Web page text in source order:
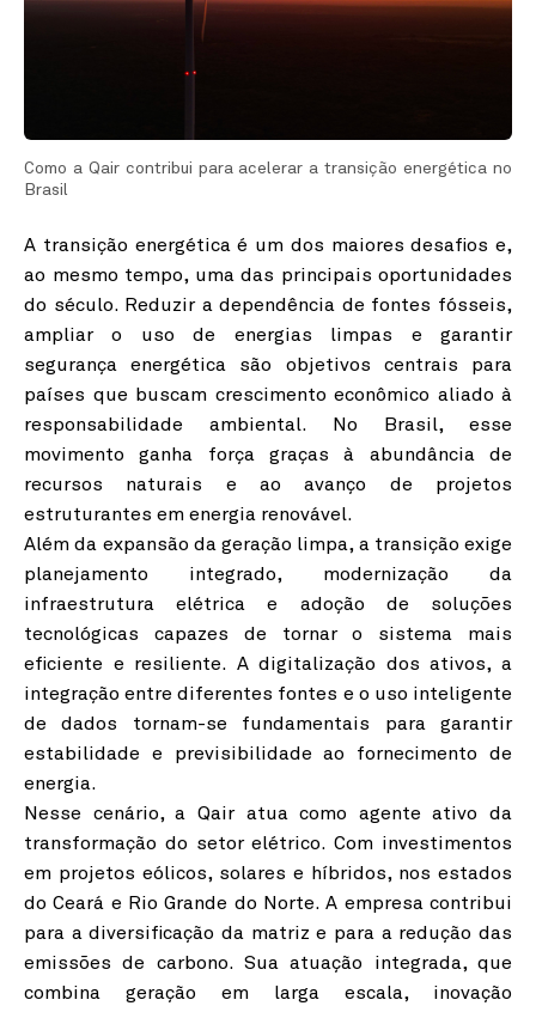
Como a Qair contribui para acelerar a transição energética no
Brasil
A transição energética é um dos maiores desafios e,
ao mesmo tempo, uma das principais oportunidades
do século. Reduzir a dependência de fontes fósseis,
ampliar o uso de energias limpas e garantir
segurança energética são objetivos centrais para
países que buscam crescimento econômico aliado à
responsabilidade ambiental. No Brasil, esse
movimento ganha força graças à abundância de
recursos naturais e ao avanço de projetos
estruturantes em energia renovável.
Além da expansão da geração limpa, a transição exige
planejamento integrado, modernização da
infraestrutura elétrica e adoção de soluções
tecnológicas capazes de tornar o sistema mais
eficiente e resiliente. A digitalização dos ativos, a
integração entre diferentes fontes e o uso inteligente
de dados tornam-se fundamentais para garantir
estabilidade e previsibilidade ao fornecimento de
energia.
Nesse cenário, a Qair atua como agente ativo da
transformação do setor elétrico. Com investimentos
em projetos eólicos, solares e híbridos, nos estados
do Ceará e Rio Grande do Norte. A empresa contribui
para a diversificação da matriz e para a redução das
emissões de carbono. Sua atuação integrada, que
combina geração em larga escala, inovação